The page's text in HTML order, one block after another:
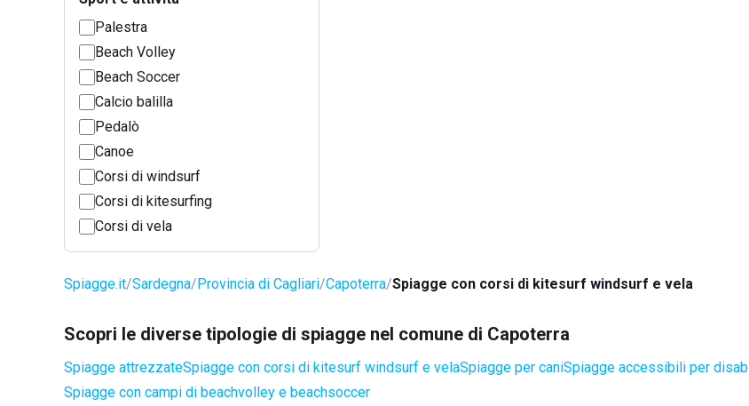
Palestra
Beach Volley
Beach Soccer
Calcio balilla
Pedalò
Canoe
Corsi di windsurf
Corsi di kitesurfing
Corsi di vela
Spiagge.it Sardegna Provincia di Cagliari Capoterra Spiagge con corsi di kitesurf windsurf e vela
Scopri le diverse tipologie di spiagge nel comune di Capoterra
Spiagge attrezzateSpiagge con corsi di kitesurf windsurf e velaSpiagge per caniSpiagge accessibili per
Spiagge con campi di beachvolley e beachsoccer